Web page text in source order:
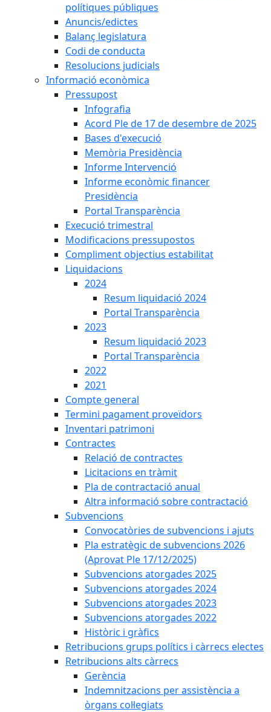
polítiques públiques
Anuncis/edictes
Balanç legislatura
Codi de conducta
Resolucions judicials
Informació econòmica
Pressupost
Infografia
Acord Ple de 17 de desembre de 2025
Bases d'execució
Memòria Presidència
Informe Intervenció
Informe econòmic financer
Presidència
Portal Transparència
Execució trimestral
Modificacions pressupostos
Compliment objectius estabilitat
Liquidacions
2024
Resum liquidació 2024
Portal Transparència
2023
Resum liquidació 2023
Portal Transparència
2022
2021
Compte general
Termini pagament proveïdors
Inventari patrimoni
Contractes
Relació de contractes
Licitacions en tràmit
Pla de contractació anual
Altra informació sobre contractació
Subvencions
Convocatòries de subvencions i ajuts
Pla estratègic de subvencions 2026
(Aprovat Ple 17/12/2025)
Subvencions atorgades 2025
Subvencions atorgades 2024
Subvencions atorgades 2023
Subvencions atorgades 2022
Històric i gràfics
Retribucions grups polítics i càrrecs electes
Retribucions alts càrrecs
Gerència
Indemnitzacions per assistència a
òrgans col·legiats